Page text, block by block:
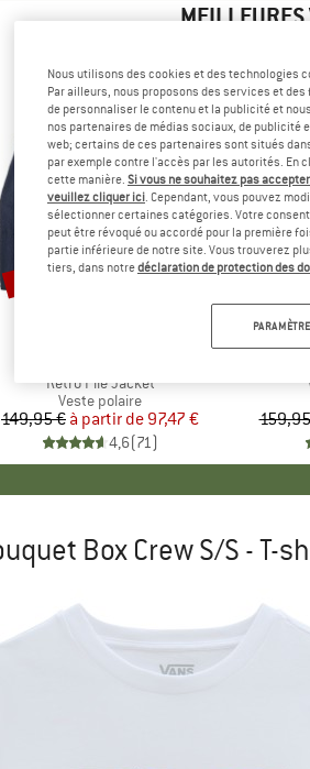
MEILLEURES
Article
Retro Pile Jacket
Product group
Veste polaire
Prix
149,95 € Prix réduit
à partir de 97,47 €
4,6(71)
Remise
Jusqu'à -35 %
Box Crew S/S - T-
Nous utilisons des cookies et des technologies
Par ailleurs, nous proposons des services et
de personnaliser le contenu et la publicité et
nos partenaires de médias sociaux, de
web; certains de ces partenaires sont situés
par exemple contre l'accès par les autorités. En
cette manière. Si vous ne souhaitez pas
veuillez cliquer ici. Cependant, vous pouvez
sélectionner certaines catégories. Votre
peut être révoqué ou accordé pour la première
partie inférieure de notre site. Vous trouverez
tiers, dans notredéclaration de protection des